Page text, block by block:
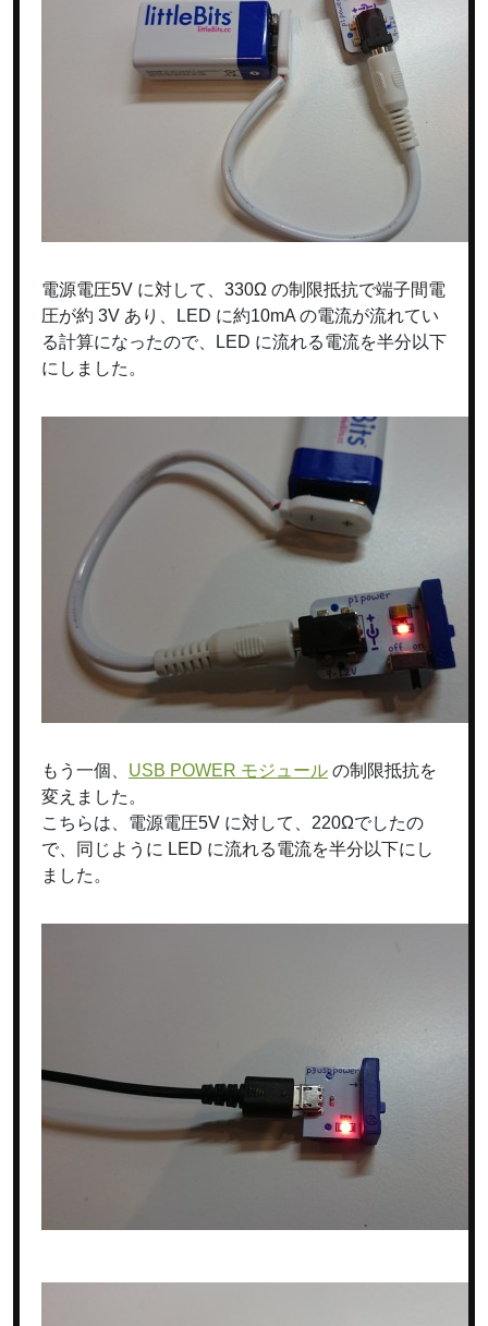
電源電圧5V に対して、330Ω の制限抵抗で端子間電
圧が約 3V あり、LED に約10mA の電流が流れてい
る計算になったので、LED に流れる電流を半分以下
にしました。
もう一個、 USB POWER モジュール の制限抵抗を
変えました。
こちらは、電源電圧5V に対して、220Ωでしたの
で、同じように LED に流れる電流を半分以下にし
ました。